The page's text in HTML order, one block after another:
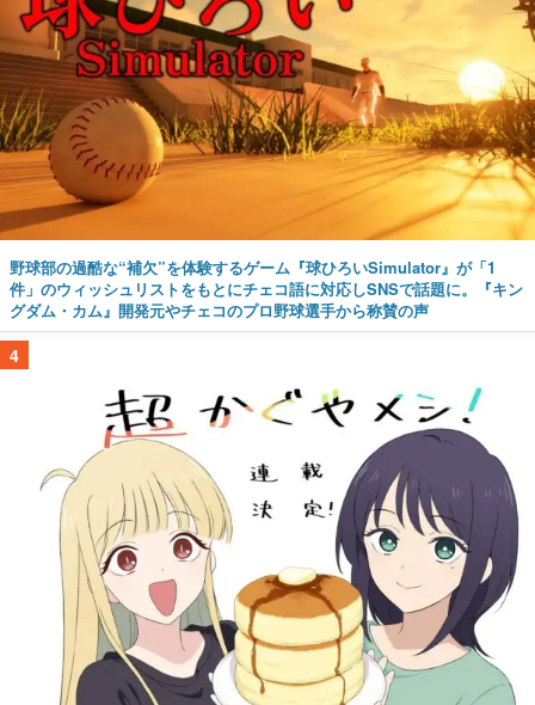
野球部の過酷な“補欠”を体験するゲーム『球ひろいSimulator』が「1
件」のウィッシュリストをもとにチェコ語に対応しSNSで話題に。『キン
グダム・カム』開発元やチェコのプロ野球選手から称賛の声
4